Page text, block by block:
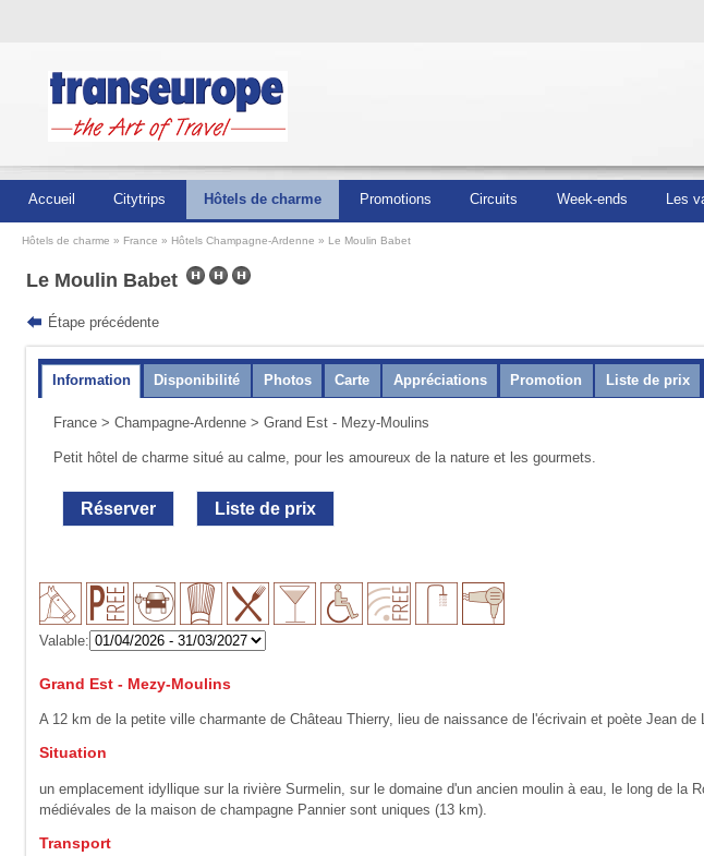
Accueil Citytrips Hôtels de charme Promotions Circuits Week-ends Les
Hôtels de charme France Hôtels Champagne-Ardenne Le Moulin Babet
Le Moulin Babet
Étape précédente
Information Disponibilité Photos Carte Appréciations Promotion Liste de prix
France >Champagne-Ardenne > Grand Est - Mezy-Moulins
Petit hôtel de charme situé au calme, pour les amoureux de la nature et les gourmets.
Réserver Liste de prix
Valable:
Grand Est - Mezy-Moulins
A 12 km de la petite ville charmante de Château Thierry, lieu de naissance de l'écrivain et poète Jean
Situation
un emplacement idyllique sur la rivière Surmelin, sur le domaine d'un ancien moulin à eau, le long de
médiévales de la maison de champagne Pannier sont uniques (13 km).
Transport